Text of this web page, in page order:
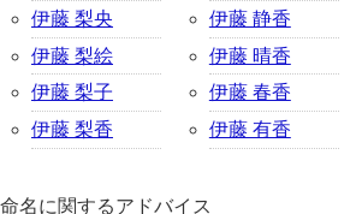
伊藤 梨央
伊藤 梨絵
伊藤 梨子
伊藤 梨香
伊藤 静香
伊藤 晴香
伊藤 春香
伊藤 有香
命名に関するアドバイス